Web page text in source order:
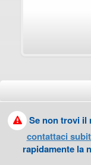
Se non trovi il
contattaci
rapidamente la